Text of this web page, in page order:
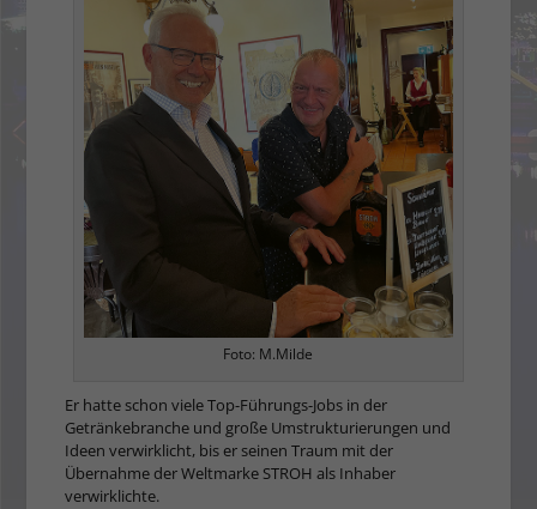
Foto: M.Milde
Er hatte schon viele Top-Führungs-Jobs in der
Getränkebranche und große Umstrukturierungen und
Ideen verwirklicht, bis er seinen Traum mit der
Übernahme der Weltmarke STROH als Inhaber
verwirklichte.